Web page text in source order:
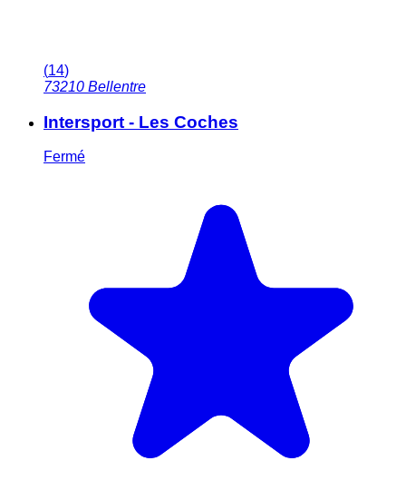
(14)
73210 Bellentre
Intersport - Les Coches
Fermé